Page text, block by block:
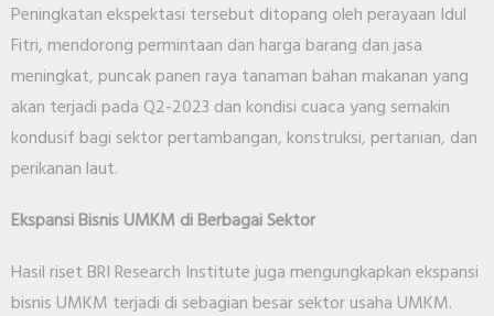
Peningkatan ekspektasi tersebut ditopang oleh perayaan Idul
Fitri, mendorong permintaan dan harga barang dan jasa
meningkat, puncak panen raya tanaman bahan makanan yang
akan terjadi pada Q2-2023 dan kondisi cuaca yang semakin
kondusif bagi sektor pertambangan, konstruksi, pertanian, dan
perikanan laut.
Ekspansi Bisnis UMKM di Berbagai Sektor
Hasil riset BRI Research Institute juga mengungkapkan ekspansi
bisnis UMKM terjadi di sebagian besar sektor usaha UMKM.